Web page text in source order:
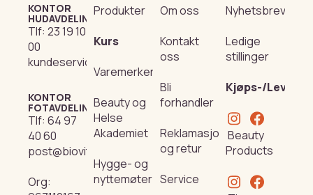
KONTOR
HUDAVDELING
Tlf: 23 19 10
00
kundeservice@beautyproducts.no
KONTOR
FOTAVDELING
Tlf: 64 97
40 60
post@biovital.no
Org:
Produkter
Kurs
Varemerker
Beauty og
Helse
Akademiet
Hygge- og
nyttemøter
Om oss
Kontakt
oss
Bli
forhandler
Reklamasjon
og retur
Service
Nyhetsbrev
Ledige
stillinger
Kjøps-/
Beauty
Products